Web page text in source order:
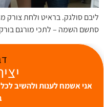
ליבם סולגק. בראיט ולחת צורק
סתשם השמה – לתכי מורגם
אני אשמח לענות ולהשיב